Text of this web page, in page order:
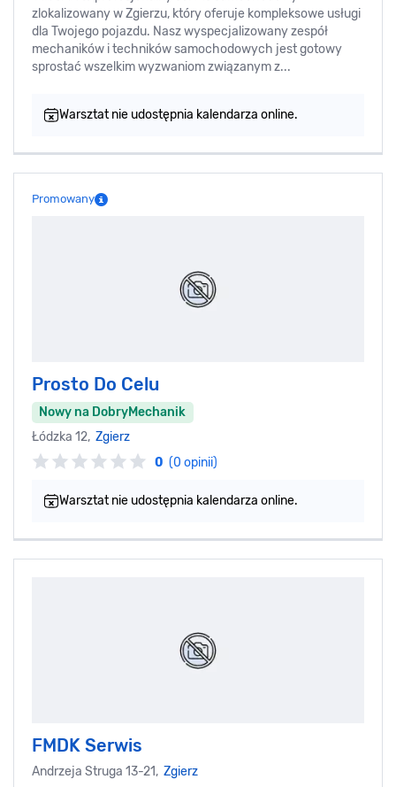
zlokalizowany w Zgierzu, który oferuje kompleksowe usługi
dla Twojego pojazdu. Nasz wyspecjalizowany zespół
mechaników i techników samochodowych jest gotowy
sprostać wszelkim wyzwaniom związanym z...
Warsztat nie udostępnia kalendarza online.
Promowany
Prosto Do Celu
Nowy na DobryMechanik
Łódzka 12, Zgierz
0 (0 opinii)
Warsztat nie udostępnia kalendarza online.
FMDK Serwis
Andrzeja Struga 13-21, Zgierz